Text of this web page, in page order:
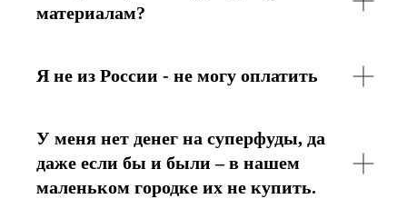
материалам?
Я не из России - не могу оплатить
У меня нет денег на суперфуды, да
даже если бы и были – в нашем
маленьком городке их не купить.